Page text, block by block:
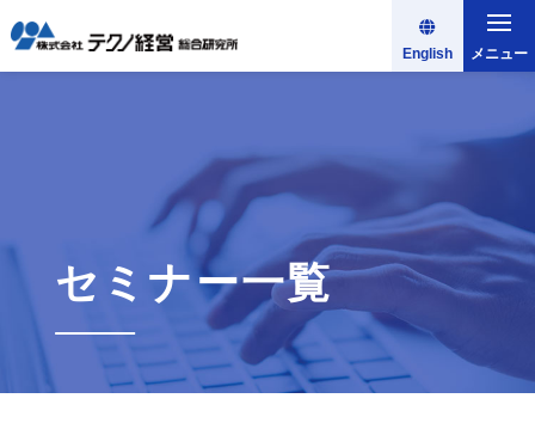
English メニュー
セミナー一覧